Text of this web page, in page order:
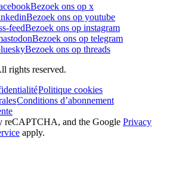
Bezoek ons op x
Bezoek ons op youtube
feedBezoek ons op instagram
Bezoek ons op telegram
Bezoek ons op threads
rights reserved.
Politique cookies
Conditions d’abonnement
reCAPTCHA, and the Google Privacy
apply.